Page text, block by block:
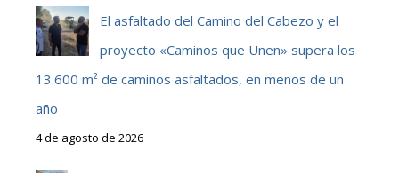
El asfaltado del Camino del Cabezo y el
proyecto «Caminos que Unen» supera los
13.600 m² de caminos asfaltados, en menos de un
año
4 de agosto de 2026